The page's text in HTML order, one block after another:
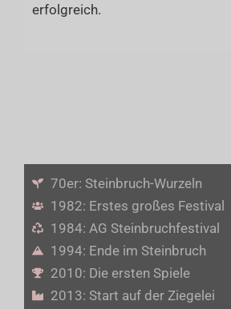
erfolgreich.
70er: Steinbruch-Wurzeln
1982: Erstes großes Festival
1984: AG Steinbruchfestival
1994: Ende im Steinbruch
2010: Die ersten Spiele
2013: Start auf der Ziegelei